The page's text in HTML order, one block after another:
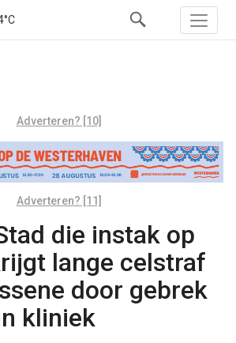
Adverteren? [10]
Adverteren? [11]
die instak op
lange celstraf
door gebrek
kliniek